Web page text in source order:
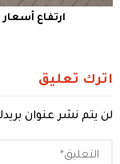
ارتفاع أسعار
اترك تعليق
لن يتم نشر عنوان